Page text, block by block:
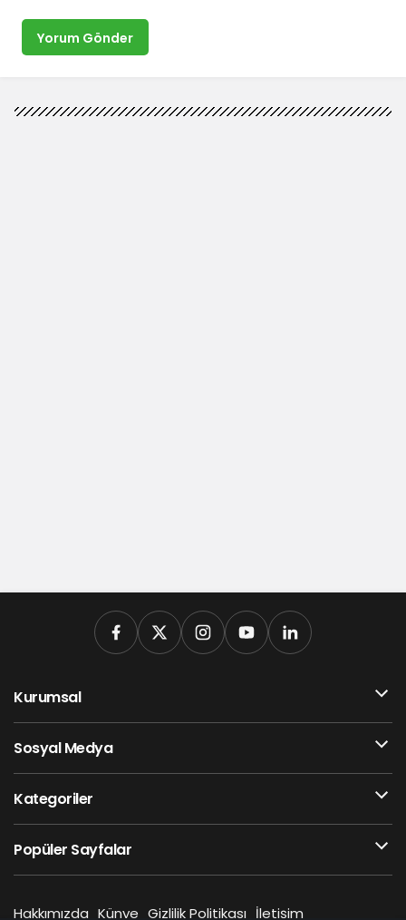
Yorum Gönder
Kurumsal
Sosyal Medya
Kategoriler
Popüler Sayfalar
Hakkımızda Künye Gizlilik Politikası İletişim